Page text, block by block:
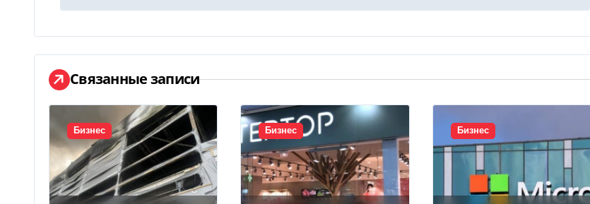
в
и
г
а
ц
и
я
Связанные записи
Бизнес Бизнес Бизнес